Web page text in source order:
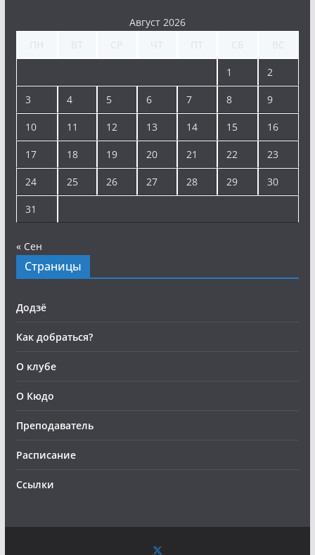
Август 2026
1 2
3 4 5 6 7 8 9
10 11 12 13 14 15 16
17 18 19 20 21 22 23
24 25 26 27 28 29 30
31
« Сен
Страницы
Додзё
Как добраться?
О клубе
О Кюдо
Преподаватель
Расписание
Ссылки